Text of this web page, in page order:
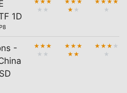
1D
★ ★ ★
★ ★
★ ★ ★
★ ★
★ ★ ★ ★
★
-
★ ★ ★
★ ★
★ ★ ★
★ ★
★ ★ ★ ★
★